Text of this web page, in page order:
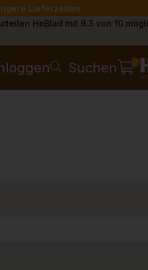
Lieferzeiten.
HeBlad mit 9.3 von 10
Suchen 0